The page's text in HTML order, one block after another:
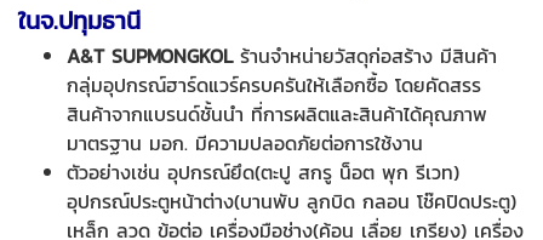
ในจ.ปทุมธานี
A&T SUPMONGKOLร้านจำหน่ายวัสดุก่อสร้าง มีสินค้า
กลุ่มอุปกรณ์ฮาร์ดแวร์ครบครันให้เลือกซื้อ โดยคัดสรร
สินค้าจากแบรนด์ชั้นนำ ที่การผลิตและสินค้าได้คุณภาพ
มาตรฐาน มอก. มีความปลอดภัยต่อการใช้งาน
ตัวอย่างเช่น อุปกรณ์ยึด(ตะปู สกรู น็อต พุก รีเวท)
อุปกรณ์ประตูหน้าต่าง(บานพับ ลูกบิด กลอน โช๊คปิดประตู)
เหล็ก ลวด ข้อต่อ เครื่องมือช่าง(ค้อน เลื่อย เกรียง) เครื่อง